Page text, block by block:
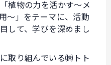
植物の力を活かす〜メ
〜」をテーマに、活動
して、学びを深めまし
取り組んでいる㈱トト